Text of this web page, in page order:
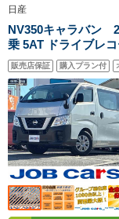
日産
NV350キャラバン
乗 5AT ドライブレ
フルセグ 衝突被害軽
スエントリー CD
テアリング パワー
販売店保証 購入プラン付